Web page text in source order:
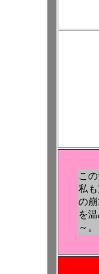
こ
私
の
を
～。